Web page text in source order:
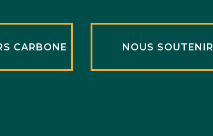
CARBONE NOUS SOUTENIR